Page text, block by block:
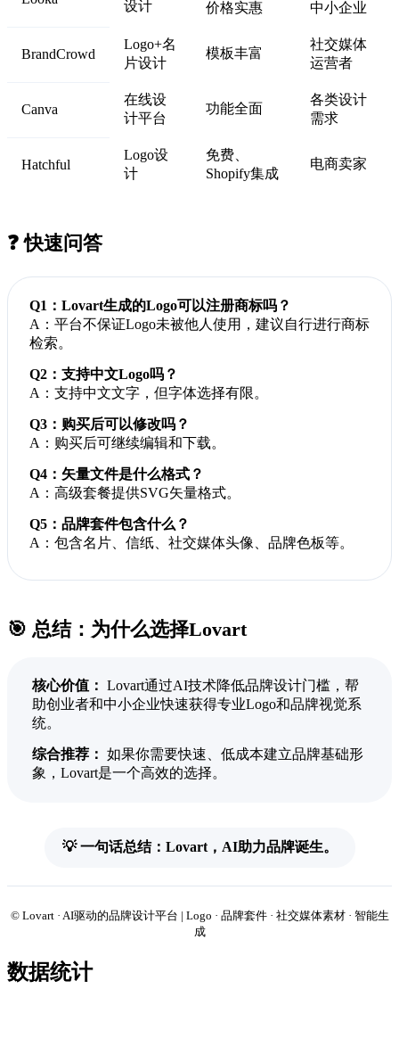
设计 价格实惠 中小企业
BrandCrowd
Logo+名
片设计
模板丰富
社交媒体
运营者
Canva
在线设
计平台
功能全面
各类设计
需求
Hatchful
Logo设
计
免费、
Shopify集成
电商卖家
❓ 快速问答
Q1：Lovart生成的Logo可以注册商标吗？
A：平台不保证Logo未被他人使用，建议自行进行商标
检索。
Q2：支持中文Logo吗？
A：支持中文文字，但字体选择有限。
Q3：购买后可以修改吗？
A：购买后可继续编辑和下载。
Q4：矢量文件是什么格式？
A：高级套餐提供SVG矢量格式。
Q5：品牌套件包含什么？
A：包含名片、信纸、社交媒体头像、品牌色板等。
🎯 总结：为什么选择Lovart
核心价值： Lovart通过AI技术降低品牌设计门槛，帮
助创业者和中小企业快速获得专业Logo和品牌视觉系
统。
综合推荐： 如果你需要快速、低成本建立品牌基础形
象，Lovart是一个高效的选择。
💡 一句话总结：Lovart，AI助力品牌诞生。
© Lovart · AI驱动的品牌设计平台 | Logo · 品牌套件 · 社交媒体素材 · 智能生
成
数据统计